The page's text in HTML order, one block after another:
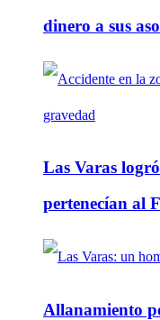
dinero a sus
Las Varas
pertenecían al
Allanamiento